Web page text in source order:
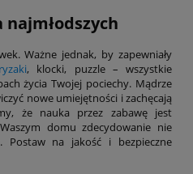
Ważne jednak, by zapewniały
, klocki, puzzle – wszystkie
życia Twojej pociechy. Mądrze
nowe umiejętności i zachęcają
że nauka przez zabawę jest
domu zdecydowanie nie
Postaw na jakość i bezpieczne